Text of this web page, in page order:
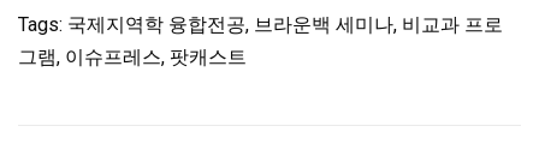
Tags: 국제지역학 융합전공, 브라운백 세미나, 비교과 프로
그램, 이슈프레스, 팟캐스트